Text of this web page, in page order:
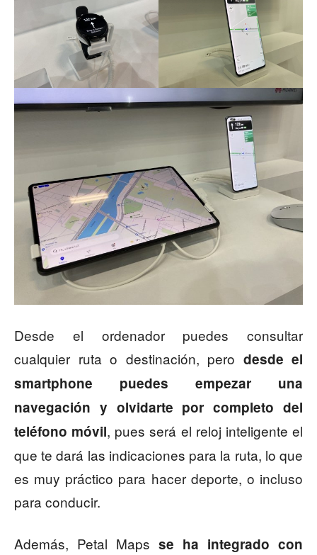
Desde el ordenador puedes consultar
cualquier ruta o destinación, pero desde el
smartphone puedes empezar una
navegación y olvidarte por completo del
teléfono móvil, pues será el reloj inteligente el
que te dará las indicaciones para la ruta, lo que
es muy práctico para hacer deporte, o incluso
para conducir.
Además, Petal Maps se ha integrado con